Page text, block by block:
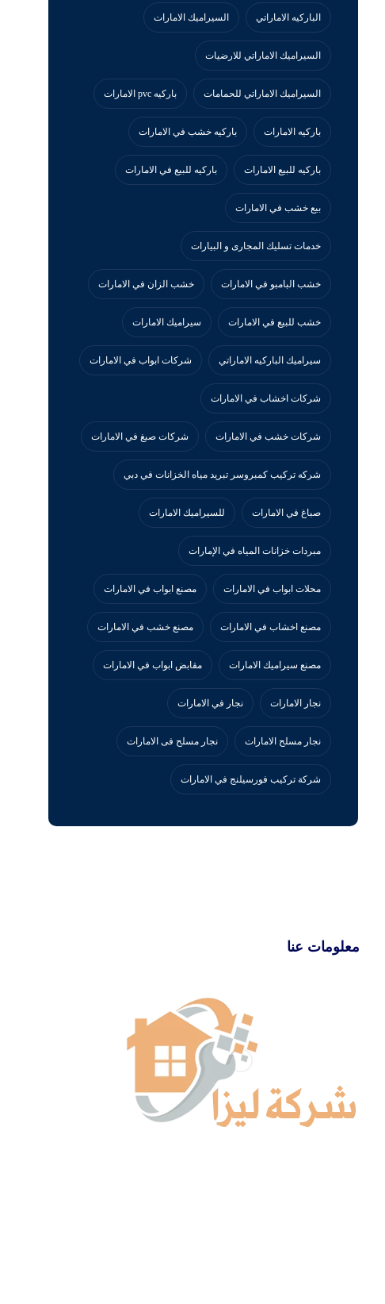
الباركيه الاماراتي السيراميك الامارات
السيراميك الاماراتي للارضيات
السيراميك الاماراتي للحمامات باركيه pvc الامارات
باركيه الامارات باركيه خشب في الامارات
باركيه للبيع الامارات باركيه للبيع في الامارات
بيع خشب في الامارات
خدمات تسليك المجارى و البيارات
خشب البامبو في الامارات خشب الزان في الامارات
خشب للبيع في الامارات سيراميك الامارات
سيراميك الباركيه الاماراتي شركات ابواب في الامارات
شركات اخشاب في الامارات
شركات خشب في الامارات شركات صبغ في الامارات
شركه تركيب كمبروسر تبريد مياه الخزانات في دبي
صباغ في الامارات للسيراميك الامارات
مبردات خزانات المياه في الإمارات
محلات ابواب في الامارات مصنع ابواب في الامارات
مصنع اخشاب في الامارات مصنع خشب في الامارات
مصنع سيراميك الامارات مقابض ابواب في الامارات
نجار الامارات نجار في الامارات
نجار مسلح الامارات نجار مسلح فى الامارات
‏شركة تركيب فورسيلنج في الامارات
معلومات عنا